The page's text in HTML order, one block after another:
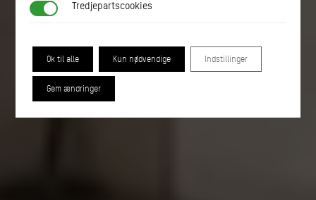
Tredjepartscookies
Tredjepartscookies
Ok til alle Kun nødvendige Indstillinger
Gem ændringer